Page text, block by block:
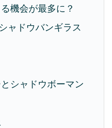
機会が最多に？
ャドウバンギラス
シャドウボーマン